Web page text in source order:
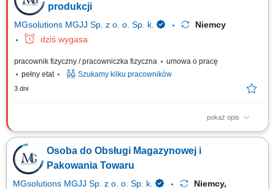
ostatecznego transportu. Wprowadzanie danych produktowych za
pomocą terminali ręcznych i skanerów...
produkcji
MGsolutions MGJJ Sp. z o. o. Sp. k.
Niemcy
dziś wygasa
pracownik fizyczny / pracowniczka fizyczna
umowa o pracę
pełny etat
Szukamy kilku pracowników
3 dni
pokaż opis
Zadania: Wsparcie procesów produkcyjnych poprzez prace pomocnicze i
fizyczne; Obsługa prostych maszyn produkcyjnych; Pakowanie i
układanie gotowych wyrobów; Kontrola jakości produktów;
Kompletowanie i przygotowanie zamówień; Wykonywanie różnych zadań
pomocniczych na terenie zakładu;
Osoba do Obsługi Magazynowej i
Pakowania Towaru
MGsolutions MGJJ Sp. z o. o. Sp. k.
Niemcy,